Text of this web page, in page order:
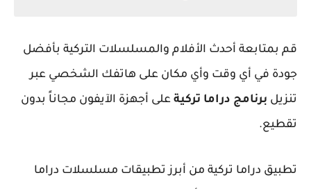
قم بمتابعة أحدث الأفلام والمسلسلات التركية بأفضل
جودة في أي وقت وأي مكان على هاتفك الشخصي عبر
تنزيل برنامج دراما تركية على أجهزة الآيفون مجاناً بدون
تقطيع.
تطبيق دراما تركية من أبرز تطبيقات مسلسلات دراما